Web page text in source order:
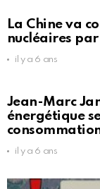
La Chine va
nucléaires
il y a 6 ans
Jean-Marc
énergétique
il y a 6 ans